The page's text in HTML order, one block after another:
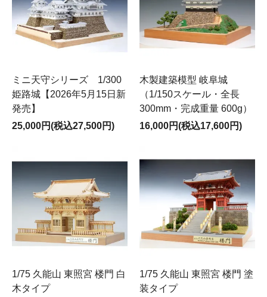
ミニ天守シリーズ 1/300
姫路城【2026年5月15日新
発売】
25,000円(税込27,500円)
木製建築模型 岐阜城
（1/150スケール・全長
300mm・完成重量 600g）
16,000円(税込17,600円)
1/75 久能山 東照宮 楼門 白
木タイプ
1/75 久能山 東照宮 楼門 塗
装タイプ